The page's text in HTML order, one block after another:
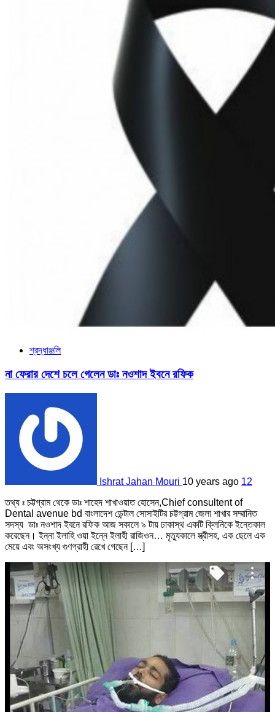
শ্রদ্ধাঞ্জলি
না ফেরার দেশে চলে গেলেন ডাঃ নওশাদ ইবনে রফিক
Ishrat Jahan Mouri 10 years ago 12
তথ্য ঃ চট্টগ্রাম থেকে ডাঃ শাহেদ শাখাওয়াত হোসেন,Chief consultent of
Dental avenue bd বাংলাদেশ ডেন্টাল সোসাইটির চট্টগ্রাম জেলা শাখার সম্মানিত
সদস্য ডাঃ নওশাদ ইবনে রফিক আজ সকালে ৯ টায় ঢাকাস্থ একটি ক্লিনিকে ইন্তেকাল
করেছেন। ইন্না ইলাহি ওয়া ইন্নে ইলাহী রাজিওন… মৃত্যুকালে স্ত্রীসহ, এক ছেলে এক
মেয়ে এবং অসংখ্য গুণগ্রাহী রেখে গেছেন […]